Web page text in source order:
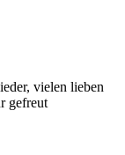
vielen lieben
gefreut